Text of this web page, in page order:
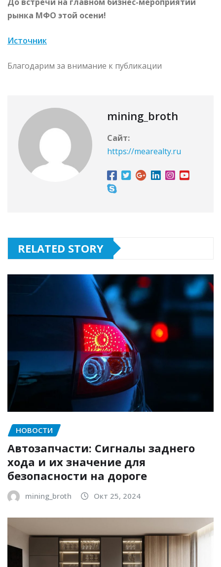
рынка МФО этой осени!
Источник
Благодарим за внимание к публикации
mining_broth
Сайт:
https://mearealty.ru
RELATED STORY
НОВОСТИ
Автозапчасти: Сигналы заднего
хода и их значение для
безопасности на дороге
mining_broth Окт 25, 2024